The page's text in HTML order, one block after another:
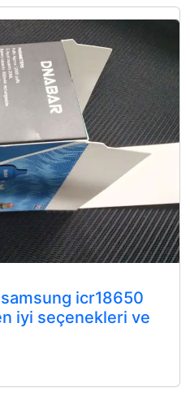
icr18650
iyi seçenekleri ve